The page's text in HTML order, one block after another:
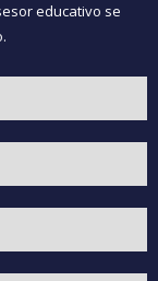
educativo se